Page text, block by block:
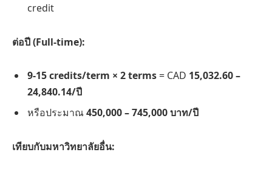
credit
ต่อปี (Full-time):
9-15 credits/term × 2 terms = CAD 15,032.60 –
24,840.14/ปี
หรือประมาณ 450,000 – 745,000 บาท/ปี
เทียบกับมหาวิทยาลัยอื่น: